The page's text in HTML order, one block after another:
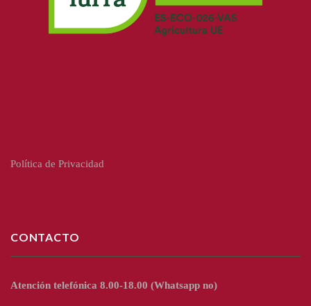
Política de Privacidad
CONTACTO
Atención telefónica 8.00-18.00 (Whatsapp no)